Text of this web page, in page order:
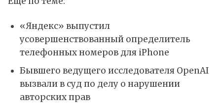
«Яндекс» выпустил
усовершенствованный определитель
телефонных номеров для iPhone
Бывшего ведущего исследователя OpenAI
вызвали в суд по делу о нарушении
авторских прав